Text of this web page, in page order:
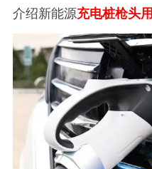
介绍新能源充电桩枪头用